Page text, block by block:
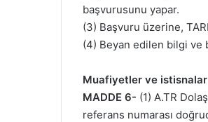
başvurusunu yapar.
(3) Başvuru üzerine,
(4) Beyan edilen bilgi ve
Muafiyetler ve istisnalar
MADDE 6- (1) A.TR
referans numarası